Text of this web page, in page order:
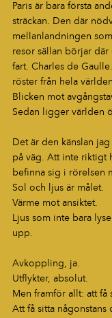
Paris är bara första
sträckan. Den där
mellanlandningen
resor sällan börjar
fart. Charles de
röster från hela
Blicken mot
Sedan ligger världen
Det är den känslan
på väg. Att inte riktigt
befinna sig i rörelsen
Sol och ljus är målet.
Värme mot ansiktet.
Ljus som inte bara
upp.
Avkoppling, ja.
Utflykter, absolut.
Men framför allt: att få
Att få sitta